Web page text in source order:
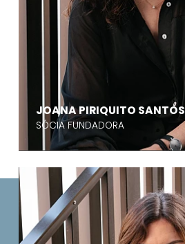
JOANA PIRIQUITO SANTOS
SÓCIA FUNDADORA